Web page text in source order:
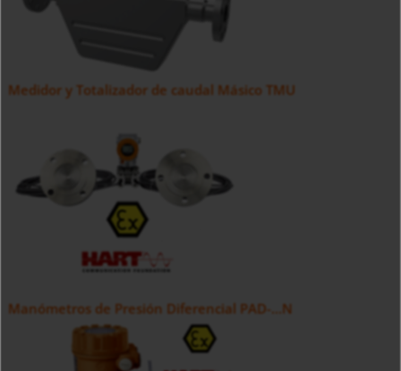
Medidor y Totalizador de caudal Másico TMU
Manómetros de Presión Diferencial PAD-...N